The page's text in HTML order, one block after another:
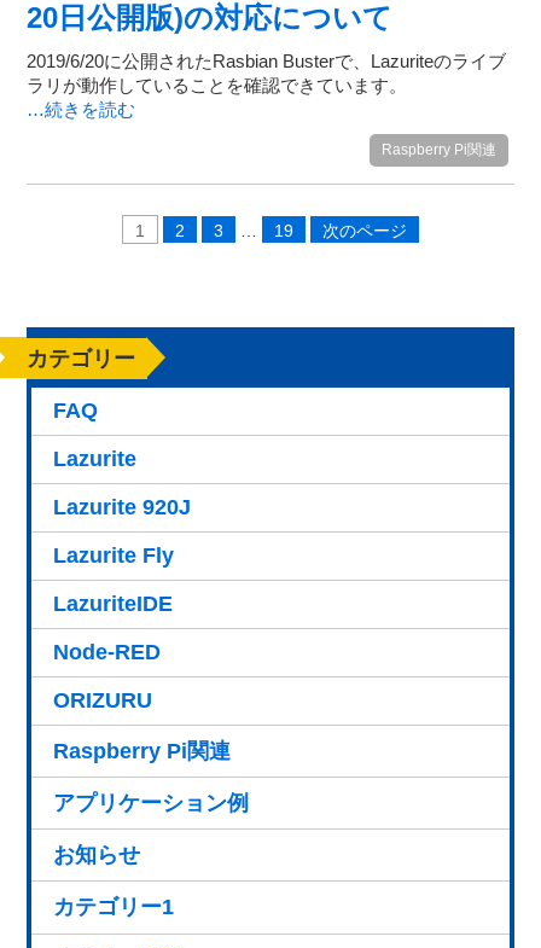
20日公開版)の対応について
2019/6/20に公開されたRasbian Busterで、Lazuriteのライブ
ラリが動作していることを確認できています。
…続きを読む
Raspberry Pi関連
1 2 3 … 19 次のページ
カテゴリー
FAQ
Lazurite
Lazurite 920J
Lazurite Fly
LazuriteIDE
Node-RED
ORIZURU
Raspberry Pi関連
アプリケーション例
お知らせ
カテゴリー1